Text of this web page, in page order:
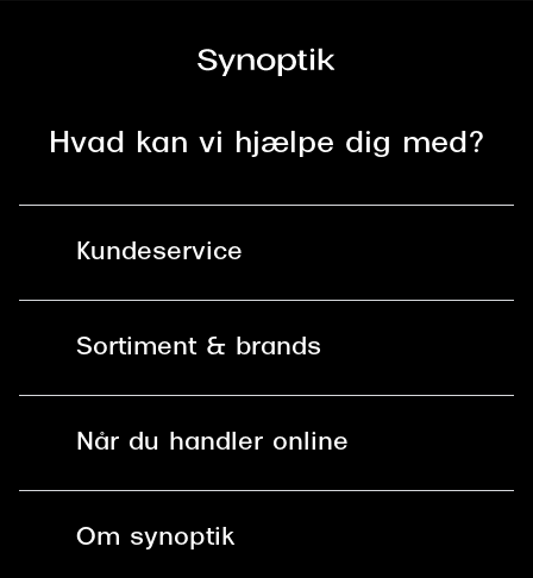
Hvad kan vi hjælpe dig med?
Kundeservice
Spørgsmål & svar (FAQ)
Sortiment & brands
Når du handler online
Om synoptik